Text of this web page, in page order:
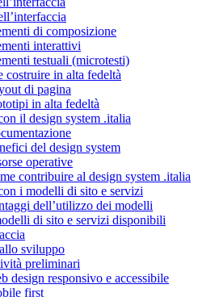
di composizione
interattivi
testuali (microtesti)
costruire in alta fedeltà
di pagina
in alta fedeltà
il design system .italia
del design system
operative
contribuire al design system .italia
i modelli di sito e servizi
dell’utilizzo dei modelli
di sito e servizi disponibili
sviluppo
preliminari
design responsivo e accessibile
first